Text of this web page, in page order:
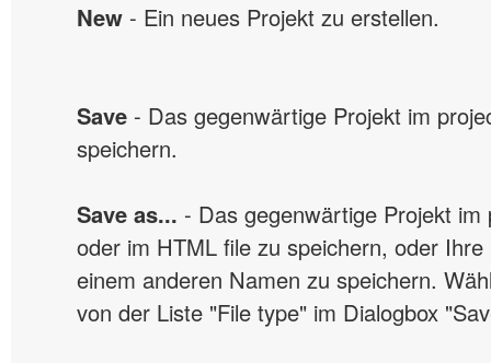
New - Ein neues Projekt zu erstellen.
Save - Das gegenwärtige Projekt im
speichern.
Save as... - Das gegenwärtige Projekt
oder im HTML file zu speichern, oder
einem anderen Namen zu speichern.
von der Liste "File type" im Dialogbox